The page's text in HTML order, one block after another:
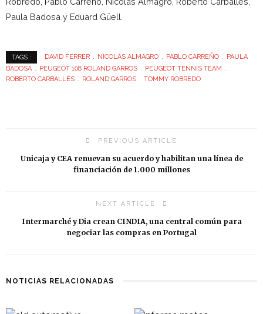
Paula Badosa y Eduard Güell.
TAGS : DAVID FERRER NICOLÁS ALMAGRO PABLO CARREÑO
PAULA
BADOSA
PEUGEOT 108 ROLAND GARROS
PEUGEOT TENNIS TEAM
ROBERTO CARBALLÉS
ROLAND GARROS TOMMY ROBREDO
PREVIOUS ARTICLE
Unicaja y CEA renuevan su acuerdo y habilitan una línea de
financiación de 1.000 millones
NEXT ARTICLE
Intermarché y Dia crean CINDIA, una central común para
negociar las compras en Portugal
NOTICIAS RELACIONADAS